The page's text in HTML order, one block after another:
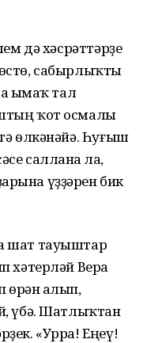
дә хәсрәттәрҙе
сабырлыҡты
һымаҡ тал
ҡот осмалы
өлкәнәйә. Һуғыш
салланһа ла,
үҙҙәрен бик
шат тауыштар
хәтерләй Вера
һалып,
үбә. Шатлыҡтан
«Урра! Еңеү!